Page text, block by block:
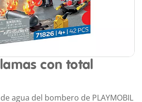
con total
agua del bombero de PLAYMOBIL